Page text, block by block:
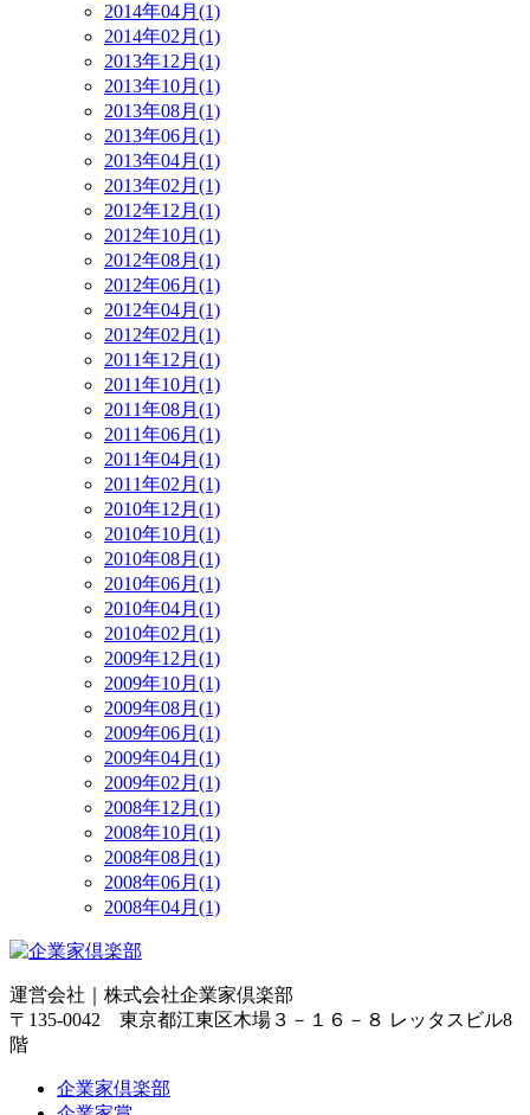
2014年04月(1)
2014年02月(1)
2013年12月(1)
2013年10月(1)
2013年08月(1)
2013年06月(1)
2013年04月(1)
2013年02月(1)
2012年12月(1)
2012年10月(1)
2012年08月(1)
2012年06月(1)
2012年04月(1)
2012年02月(1)
2011年12月(1)
2011年10月(1)
2011年08月(1)
2011年06月(1)
2011年04月(1)
2011年02月(1)
2010年12月(1)
2010年10月(1)
2010年08月(1)
2010年06月(1)
2010年04月(1)
2010年02月(1)
2009年12月(1)
2009年10月(1)
2009年08月(1)
2009年06月(1)
2009年04月(1)
2009年02月(1)
2008年12月(1)
2008年10月(1)
2008年08月(1)
2008年06月(1)
2008年04月(1)
運営会社｜ 株式会社企業家倶楽部
〒135-0042 東京都江東区木場３－１６－８ レッタスビル8
階
企業家倶楽部